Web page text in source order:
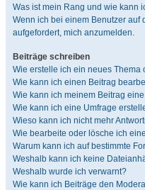
Was ist mein Rang und wie kann
Wenn ich bei einem Benutzer auf
aufgefordert, mich anzumelden.
Beiträge schreiben
Wie erstelle ich ein neues Thema
Wie kann ich einen Beitrag
Wie kann ich meinem Beitrag
Wie kann ich eine Umfrage
Wieso kann ich nicht mehr
Wie bearbeite oder lösche ich
Warum kann ich auf bestimmte
Weshalb kann ich keine
Weshalb wurde ich verwarnt?
Wie kann ich Beiträge den